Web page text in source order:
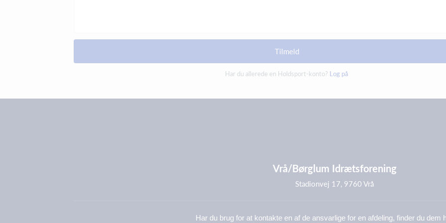
Tilmeld
Har du allerede en Holdsport-konto? Log på
Vrå/Børglum Idrætsforening
Stadionvej 17, 9760 Vrå
Har du brug for at kontakte en af de ansvarlige for en afdeling, finder du dem